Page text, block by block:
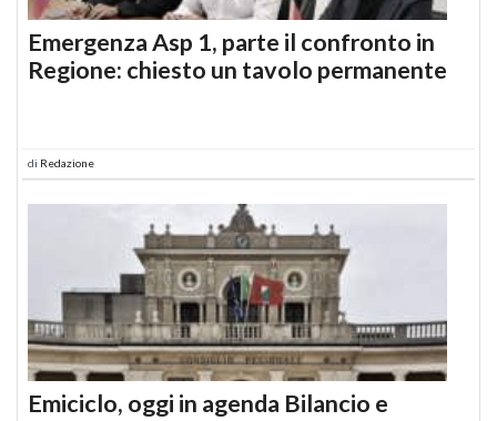
Emergenza Asp 1, parte il confronto in
Regione: chiesto un tavolo permanente
di Redazione
Emiciclo, oggi in agenda Bilancio e